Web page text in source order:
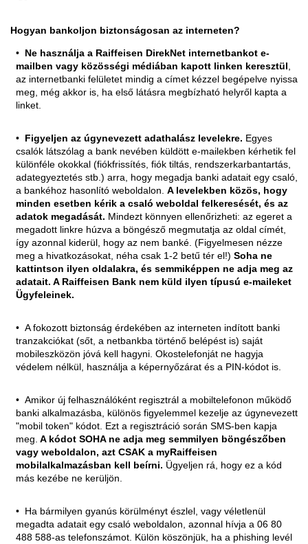
Hogyan bankoljon biztonságosan az interneten?
Ne használja a Raiffeisen DirekNet internetbankot e-
mailben vagy közösségi médiában kapott linken keresztül
az internetbanki felületet mindig a címet kézzel begépelve nyissa
meg, még akkor is, ha első látásra megbízható helyről kapta a
linket.
Figyeljen az úgynevezett adathalász levelekre. Egyes
csalók látszólag a bank nevében küldött e-mailekben kérhetik fel
különféle okokkal (fiókfrissítés, fiók tiltás, rendszerkarbantartás,
adategyeztetés stb.) arra, hogy megadja banki adatait egy csaló,
a bankéhoz hasonlító weboldalon. A levelekben közös, hogy
minden esetben kérik a csaló weboldal felkeresését, és az
adatok megadását. Mindezt könnyen ellenőrizheti: az egeret a
megadott linkre húzva a böngésző megmutatja az oldal címét,
így azonnal kiderül, hogy az nem banké. (Figyelmesen nézze
meg a hivatkozásokat, néha csak 1-2 betű tér el!) Soha ne
kattintson ilyen oldalakra, és semmiképpen ne adja meg az
adatait. A Raiffeisen Bank nem küld ilyen típusú e-maileket
Ügyfeleinek.
A fokozott biztonság érdekében az interneten indított banki
tranzakciókat (sőt, a netbankba történő belépést is) saját
mobileszközön jóvá kell hagyni. Okostelefonját ne hagyja
védelem nélkül, használja a képernyőzárat és a PIN-kódot is.
Amikor új felhasználóként regisztrál a mobiltelefonon működő
banki alkalmazásba, különös figyelemmel kezelje az úgynevezett
"mobil token" kódot. Ezt a regisztráció során SMS-ben kapja
meg. A kódot SOHA ne adja meg semmilyen böngészőben
vagy weboldalon, azt CSAK a myRaiffeisen
mobilalkalmazásban kell beírni. Ügyeljen rá, hogy ez a kód
más kezébe ne kerüljön.
Ha bármilyen gyanús körülményt észlel, vagy véletlenül
megadta adatait egy csaló weboldalon, azonnal hívja a 06 80
488 588-as telefonszámot. Külön köszönjük, ha a phishing levél